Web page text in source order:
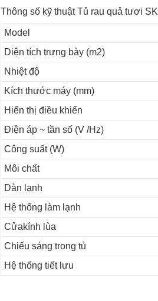
Thông số kỹ thuật Tủ rau quả tươi
Model
Diện tích trưng bày (m2)
Nhiệt độ
Kích thước máy (mm)
Hiển thị điều khiển
Điện áp ~ tần số (V /Hz)
Công suất (W)
Môi chất
Dàn lạnh
Hệ thống làm lạnh
Cửakính lùa
Chiếu sáng trong tủ
Hệ thống tiết lưu